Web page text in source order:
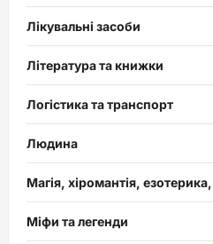
Лікувальні засоби
Література та книжки
Логістика та транспорт
Людина
Магія, хіромантія,
Міфи та легенди